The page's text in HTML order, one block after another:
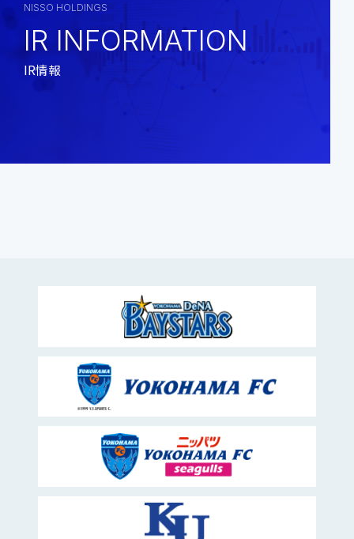
NISSO HOLDINGS
IR INFORMATION
IR情報